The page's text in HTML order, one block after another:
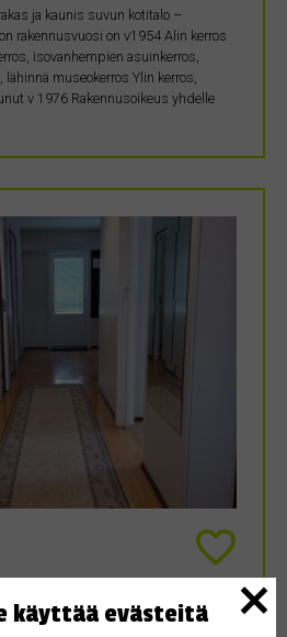
ja kaunis suvun kotitalo –
rakennusvuosi on v1954 Alin kerros
isovanhempien asuinkerros,
lähinnä museokerros Ylin kerros,
v 1976 Rakennusoikeus yhdelle
käyttää evästeitä